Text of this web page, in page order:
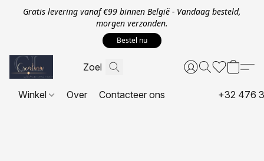
Gratis levering vanaf €99 binnen België - Vandaag besteld,
morgen verzonden.
Bestel nu
Winkel Over Contacteer ons +32 476